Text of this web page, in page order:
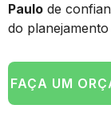
Paulo de
do
FAÇA UM